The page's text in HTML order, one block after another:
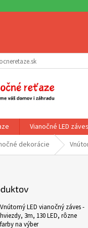
Vianočné LED
dekorácie
Vnútorný LED vianočný záves -
hviezdy, 3m, 130 LED, rôzne
farby na výber